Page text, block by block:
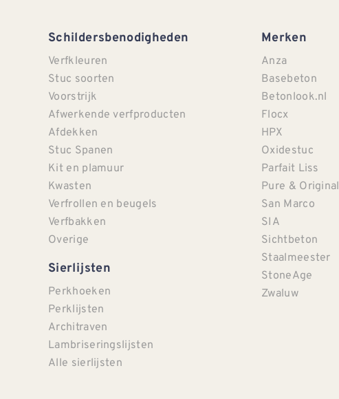
Schildersbenodigheden
Verfkleuren
Stuc soorten
Voorstrijk
Afwerkende verfproducten
Afdekken
Stuc Spanen
Kit en plamuur
Kwasten
Verfrollen en beugels
Verfbakken
Overige
Sierlijsten
Perkhoeken
Perklijsten
Architraven
Lambriseringslijsten
Alle sierlijsten
Merken
Anza
Basebeton
Betonlook.nl
Flocx
HPX
Oxidestuc
Parfait Liss
Pure & Original
San Marco
SIA
Sichtbeton
Staalmeester
StoneAge
Zwaluw